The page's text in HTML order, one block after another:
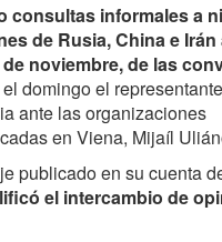
consultas informales a
de Rusia, China e
noviembre, de las
domingo el representante
ante las organizaciones
en Viena, Mijaíl
publicado en su cuenta
el intercambio de